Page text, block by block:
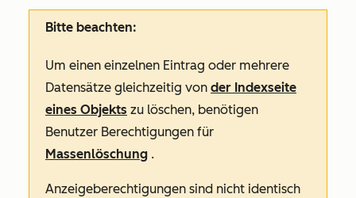
Bitte beachten:
Um einen einzelnen Eintrag oder mehrere
Datensätze gleichzeitig von der Indexseite
eines Objekts zu löschen, benötigen
Benutzer Berechtigungen für
Massenlöschung .
Anzeigeberechtigungen sind nicht identisch